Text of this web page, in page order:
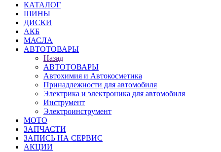
КАТАЛОГ
ШИНЫ
ДИСКИ
АКБ
МАСЛА
АВТОТОВАРЫ
Назад
АВТОТОВАРЫ
Автохимия и Автокосметика
Принадлежности для автомобиля
Электрика и электроника для автомобиля
Инструмент
Электроинструмент
МОТО
ЗАПЧАСТИ
ЗАПИСЬ НА СЕРВИС
АКЦИИ